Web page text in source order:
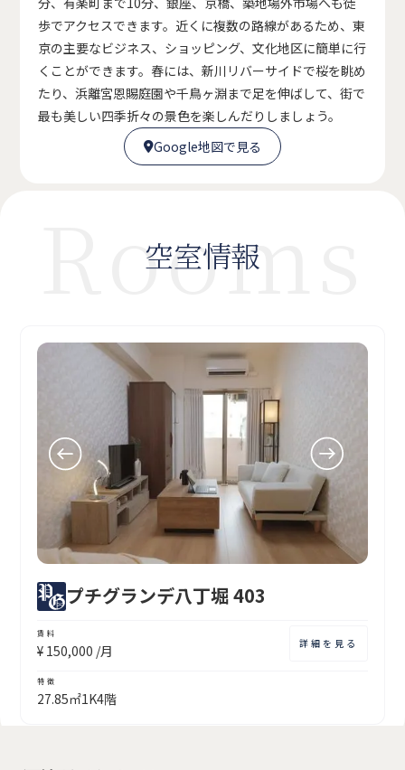
歩でアクセスできます。近くに複数の路線があるため、東
京の主要なビジネス、ショッピング、文化地区に簡単に行
くことができます。春には、新川リバーサイドで桜を眺め
たり、浜離宮恩賜庭園や千鳥ヶ淵まで足を伸ばして、街で
最も美しい四季折々の景色を楽しんだりしましょう。
Google地図で見る
Google地図で見る
空室情報
Rooms
プチグランデ八丁堀 403
賃料
¥ 150,000 /月 詳細を見る
特徴
27.85㎡1K4階